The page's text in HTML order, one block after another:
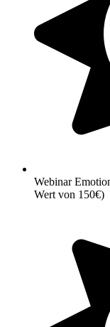
Webinar
Wert von 150€)